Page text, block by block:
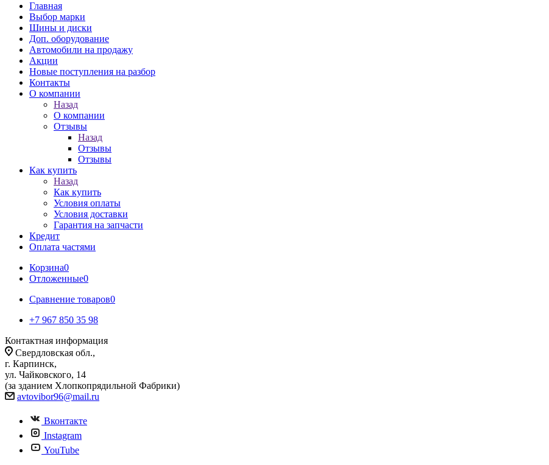
Главная
Выбор марки
Шины и диски
Доп. оборудование
Автомобили на продажу
Акции
Новые поступления на разбор
Контакты
О компании
Назад
О компании
Отзывы
Назад
Отзывы
Отзывы
Как купить
Назад
Как купить
Условия оплаты
Условия доставки
Гарантия на запчасти
Кредит
Оплата частями
Корзина0
Отложенные0
Сравнение товаров0
+7 967 850 35 98
Контактная информация
Свердловская обл.,
г. Карпинск,
ул. Чайковского, 14
(за зданием Хлопкопрядильной Фабрики)
avtovibor96@mail.ru
Вконтакте
Instagram
YouTube